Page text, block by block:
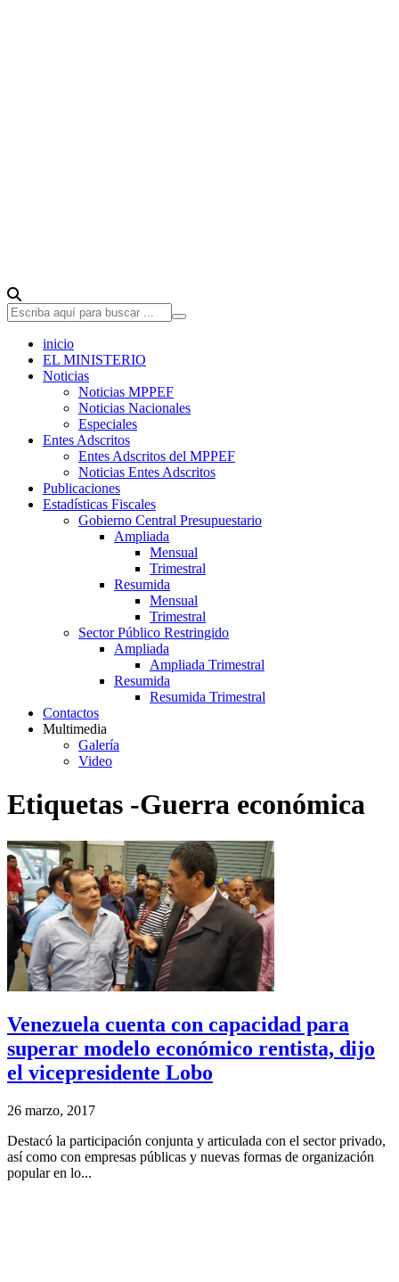
inicio
EL MINISTERIO
Noticias
Noticias MPPEF
Noticias Nacionales
Especiales
Entes Adscritos
Entes Adscritos del MPPEF
Noticias Entes Adscritos
Publicaciones
Estadísticas Fiscales
Gobierno Central Presupuestario
Ampliada
Mensual
Trimestral
Resumida
Mensual
Trimestral
Sector Público Restringido
Ampliada
Ampliada Trimestral
Resumida
Resumida Trimestral
Contactos
Multimedia
Galería
Video
Etiquetas -Guerra económica
Venezuela cuenta con capacidad para
superar modelo económico rentista, dijo
el vicepresidente Lobo
26 marzo, 2017
Destacó la participación conjunta y articulada con el sector privado,
así como con empresas públicas y nuevas formas de organización
popular en lo...